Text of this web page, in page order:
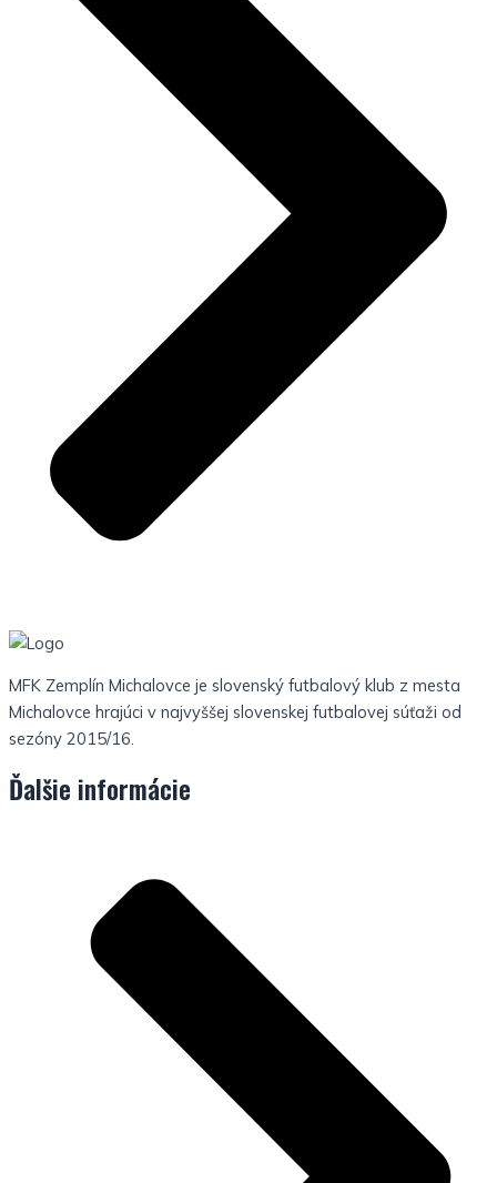
MFK Zemplín Michalovce je slovenský futbalový klub z mesta
Michalovce hrajúci v najvyššej slovenskej futbalovej súťaži od
sezóny 2015/16.
Ďalšie informácie